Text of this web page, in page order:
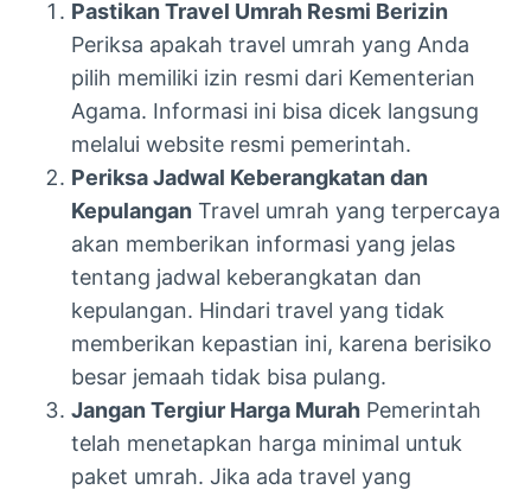
Pastikan Travel Umrah Resmi Berizin
Periksa apakah travel umrah yang Anda
pilih memiliki izin resmi dari Kementerian
Agama. Informasi ini bisa dicek langsung
melalui website resmi pemerintah.
Periksa Jadwal Keberangkatan dan
Kepulangan Travel umrah yang terpercaya
akan memberikan informasi yang jelas
tentang jadwal keberangkatan dan
kepulangan. Hindari travel yang tidak
memberikan kepastian ini, karena berisiko
besar jemaah tidak bisa pulang.
Jangan Tergiur Harga Murah Pemerintah
telah menetapkan harga minimal untuk
paket umrah. Jika ada travel yang